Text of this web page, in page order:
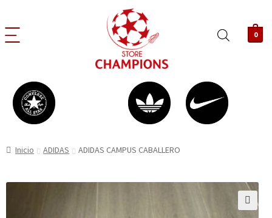
0
Inicio ADIDAS ADIDAS CAMPUS CABALLERO